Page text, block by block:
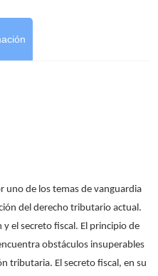
uno de los temas de vanguardia
del derecho tributario actual.
y el secreto fiscal. El principio de
obstáculos insuperables
tributaria. El secreto fiscal, en su